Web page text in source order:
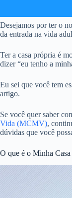
Desejamos por ter o
da entrada na vida
Ter a casa própria é
dizer “eu tenho a
Eu sei que você tem
artigo.
Se você quer saber
Vida (MCMV),
dúvidas que você
O que é o Minha